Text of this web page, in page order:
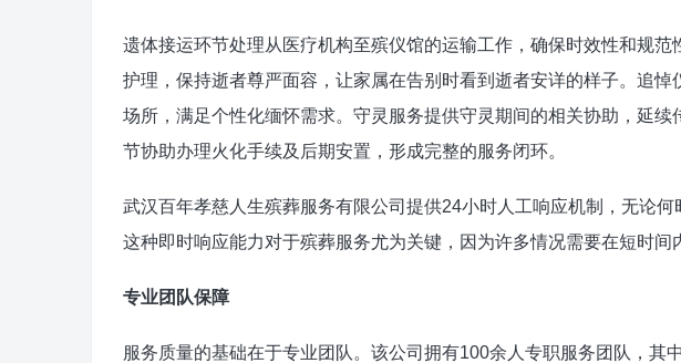
遗体接运环节处理从医疗机构至殡仪馆的运输工作，确保时效性和规
护理，保持逝者尊严面容，让家属在告别时看到逝者安详的样子。追悼
场所，满足个性化缅怀需求。守灵服务提供守灵期间的相关协助，延
节协助办理火化手续及后期安置，形成完整的服务闭环。
武汉百年孝慈人生殡葬服务有限公司提供24小时人工响应机制，无论何
这种即时响应能力对于殡葬服务尤为关键，因为许多情况需要在短时间
专业团队保障
服务质量的基础在于专业团队。该公司拥有100余人专职服务团队，其